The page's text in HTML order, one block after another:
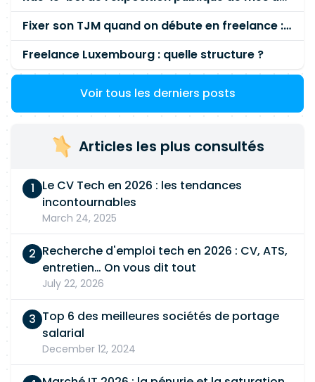
Fixer son TJM quand on débute en freelance : la méthode mathématique (et pas au feeling) 🛑
Freelance Luxembourg : quelle structure ?
Voir tous les derniers posts
Articles les plus consultés
Le CV Tech en 2026 : les tendances
incontournables
March 24, 2025
Recherche d'emploi tech en 2026 : CV, ATS,
entretien… On vous dit tout
July 22, 2026
Top 6 des meilleures sociétés de portage
salarial
December 12, 2024